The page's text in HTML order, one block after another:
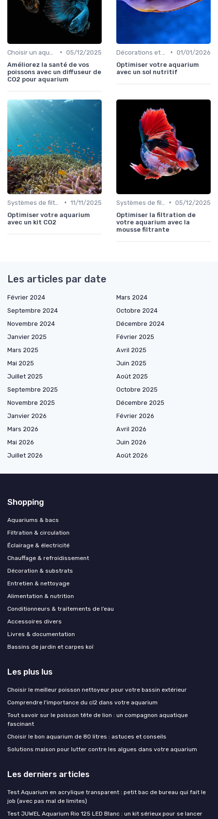
• 05/12/2025
Améliorez la santé de vos
poissons avec un diffuseur de
CO2 pour aquarium
• 01/01/2026
Optimiser votre aquarium
avec un sol nutritif
• 11/11/2025
Optimiser votre aquarium
avec un kit CO2
• 05/12/2025
Optimiser la filtration de
votre aquarium avec la
mousse filtrante
Les articles par date
Février 2024
Mars 2024
Septembre 2024
Octobre 2024
Novembre 2024
Décembre 2024
Janvier 2025
Février 2025
Mars 2025
Avril 2025
Mai 2025
Juin 2025
Juillet 2025
Août 2025
Septembre 2025
Octobre 2025
Novembre 2025
Décembre 2025
Janvier 2026
Février 2026
Mars 2026
Avril 2026
Mai 2026
Juin 2026
Juillet 2026
Août 2026
Shopping
Aquariums & bacs
Filtration & circulation
Éclairage & électricité
Chauffage & refroidissement
Décoration & substrats
Entretien & nettoyage
Alimentation & nutrition
Conditionneurs & traitements de l’eau
Accessoires divers
Livres & documentation
Bassins de jardin et carpes koï
Les plus lus
Choisir le meilleur poisson nettoyeur pour votre bassin extérieur
Comprendre l'importance du cl2 dans votre aquarium
Tout savoir sur le poisson tête de lion : un compagnon aquatique
fascinant
Choisir le bon aquarium de 80 litres : astuces et conseils
Solutions maison pour lutter contre les algues dans votre aquarium
Les derniers articles
Test Aquarium en acrylique transparent : petit bac de bureau qui fait le
job (avec pas mal de limites)
Test JUWEL Aquarium Rio 125 LED Blanc : un kit sérieux pour se lancer